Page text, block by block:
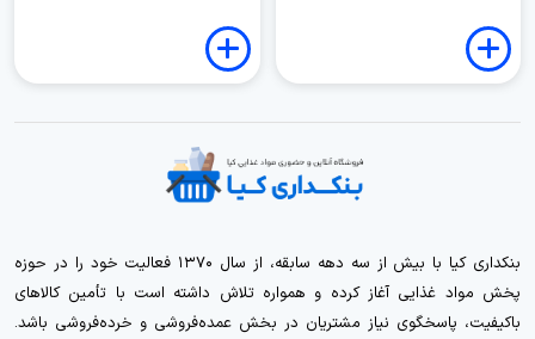
بنکداری کیا با بیش از سه دهه سابقه، از سال ۱۳۷۰ فعالیت خود را در حوزه
پخش مواد غذایی آغاز کرده و همواره تلاش داشته است با تأمین کالاهای
باکیفیت، پاسخگوی نیاز مشتریان در بخش عمده‌فروشی و خرده‌فروشی باشد.